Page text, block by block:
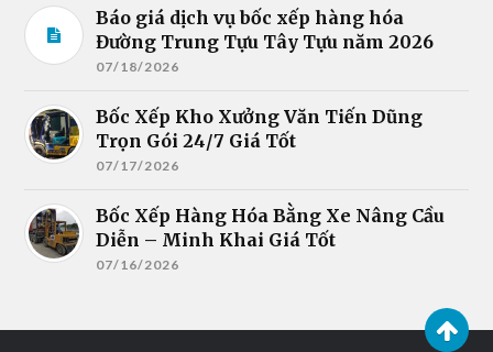
Báo giá dịch vụ bốc xếp hàng hóa
Đường Trung Tựu Tây Tựu năm 2026
07/18/2026
Bốc Xếp Kho Xưởng Văn Tiến Dũng
Trọn Gói 24/7 Giá Tốt
07/17/2026
Bốc Xếp Hàng Hóa Bằng Xe Nâng Cầu
Diễn – Minh Khai Giá Tốt
07/16/2026